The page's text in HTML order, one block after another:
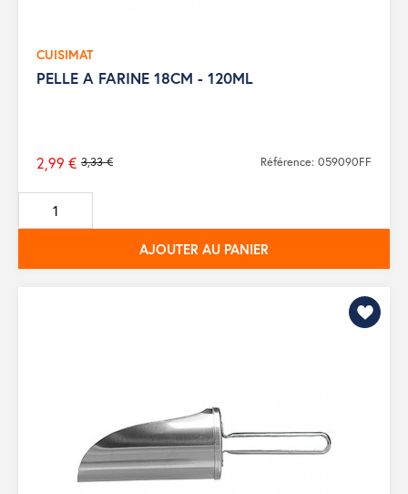
CUISIMAT
PELLE A FARINE 18CM - 120ML
Prix
de
base
3,33 €
2,99 € Référence: 059090FF
AJOUTER AU PANIER